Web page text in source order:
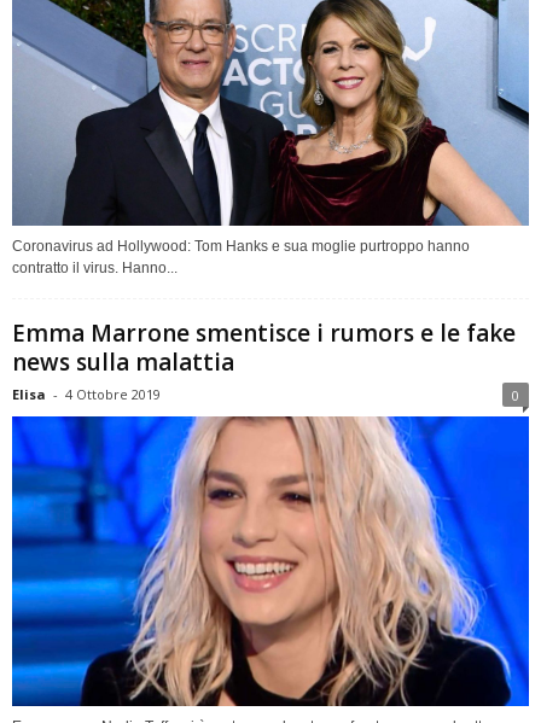
Coronavirus ad Hollywood: Tom Hanks e sua moglie purtroppo hanno
contratto il virus. Hanno...
Emma Marrone smentisce i rumors e le fake
news sulla malattia
Elisa - 4 Ottobre 2019 0